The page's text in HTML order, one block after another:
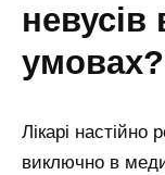
умовах?
Лікарі
виключно в